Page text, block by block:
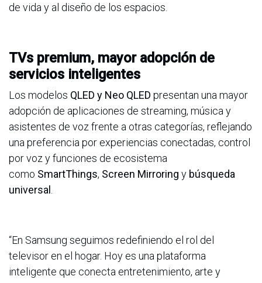
de vida y al diseño de los espacios.
TVs premium, mayor adopción de
servicios inteligentes
Los modelos QLED y Neo QLED presentan una mayor
adopción de aplicaciones de streaming, música y
asistentes de voz frente a otras categorías, reflejando
una preferencia por experiencias conectadas, control
por voz y funciones de ecosistema
como SmartThings, Screen Mirroring y búsqueda
universal
“En Samsung seguimos redefiniendo el rol del
televisor en el hogar. Hoy es una plataforma
inteligente que conecta entretenimiento, arte y